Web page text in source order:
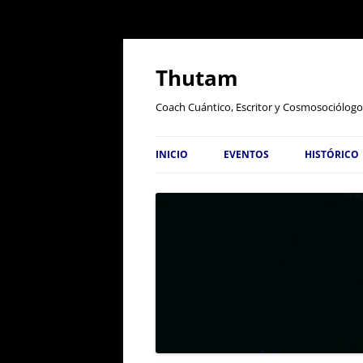
Thutam
Coach Cuántico, Escritor y Cosmosociólogo
INICIO EVENTOS HISTÓRICO